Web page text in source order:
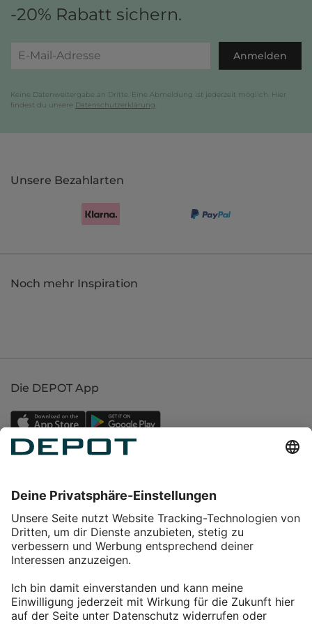
-20% Rabatt sichern.
Anmelden
Keine Datenweitergabe an Dritte. Eine Abmeldung ist jederzeit möglich. Hier
findest du unsere Datenschutzerklärung
Unsere Bezahlarten
Noch mehr Inspiration
Die DEPOT App
Service
Über DEPOT
Kontakt